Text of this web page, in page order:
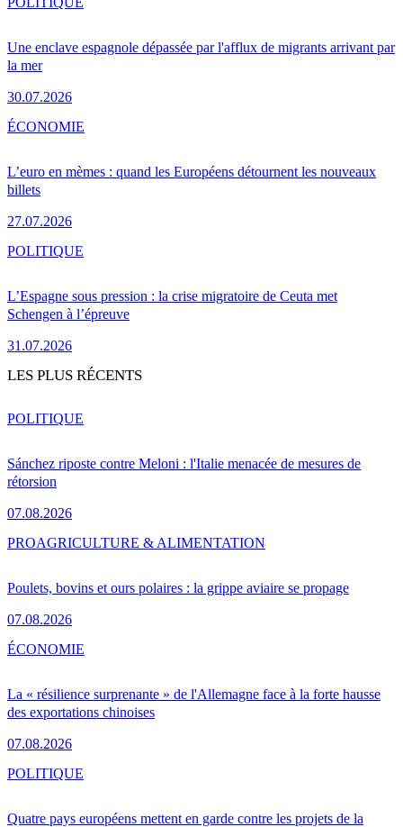
Une enclave espagnole dépassée par l'afflux de migrants arrivant par
la mer
30.07.2026
L’euro en mèmes : quand les Européens détournent les nouveaux
billets
27.07.2026
ÉCONOMIE
L’Espagne sous pression : la crise migratoire de Ceuta met
Schengen à l’épreuve
31.07.2026
POLITIQUE
LES PLUS RÉCENTS
Sánchez riposte contre Meloni : l'Italie menacée de mesures de
rétorsion
07.08.2026
POLITIQUE
Poulets, bovins et ours polaires : la grippe aviaire se propage
07.08.2026
PROAGRICULTURE & ALIMENTATION
La « résilience surprenante » de l'Allemagne face à la forte hausse
des exportations chinoises
07.08.2026
ÉCONOMIE
Quatre pays européens mettent en garde contre les projets de la
POLITIQUE